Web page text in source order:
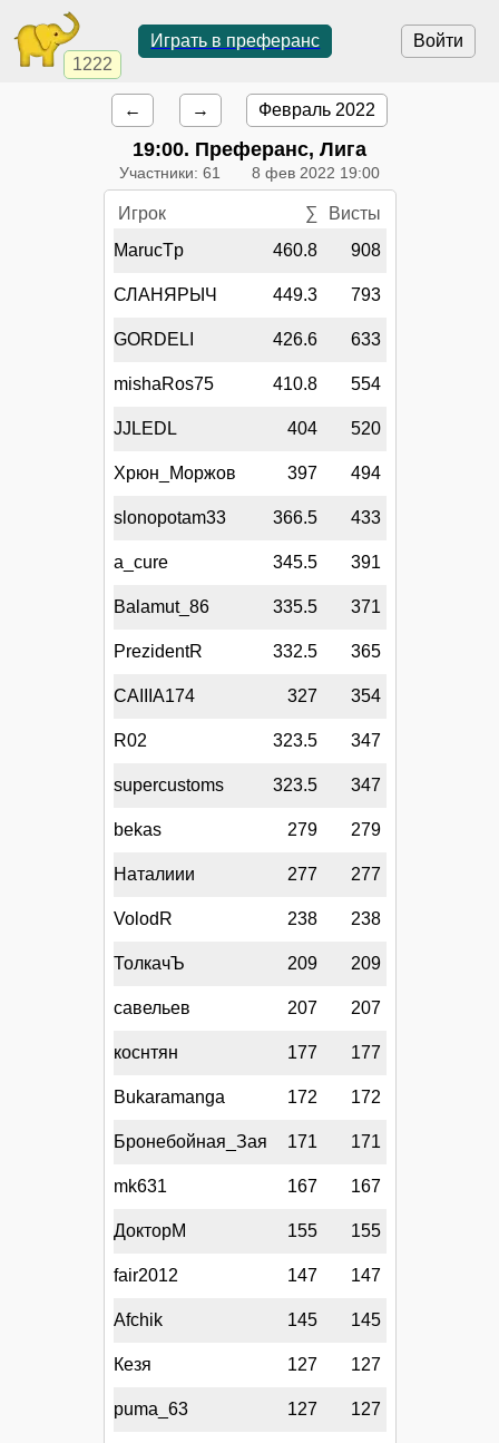
1222
Войти
Играть в преферанс
← → Февраль 2022
19:00. Преферанс, Лига
Участники: 61 8 фев 2022 19:00
Игрок ∑
Висты
MarucTp
460.8 908
СЛАНЯРЫЧ 449.3 793
GORDELI 426.6 633
mishaRos75 410.8 554
JJLEDL 404 520
Хрюн_Моржов 397 494
slonopotam33 366.5 433
a_cure 345.5 391
Balamut_86 335.5 371
PrezidentR 332.5 365
CAIIIA174 327 354
R02 323.5 347
supercustoms 323.5 347
bekas 279 279
Наталиии 277 277
VolodR 238 238
ТолкачЪ 209 209
савельев 207 207
коснтян 177 177
Bukaramanga 172 172
Бронебойная_Зая 171 171
mk631 167 167
ДокторМ 155 155
fair2012 147 147
Afchik 145 145
Кезя 127 127
puma_63 127 127